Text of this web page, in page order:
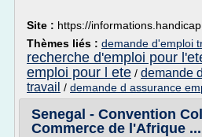
Site : https://
Thèmes liés : demande d'emploi
recherche d'emploi pour
emploi pour l ete / demande
travail / demande d assurance
Senegal - Convention
Commerce de l'Afrique ...